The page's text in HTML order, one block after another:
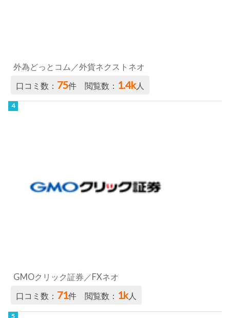
外為どっとコム／外貨ネクストネオ
口コミ数： 75件 閲覧数： 1.4k人
GMOクリック証券／FXネオ
口コミ数： 71件 閲覧数： 1k人